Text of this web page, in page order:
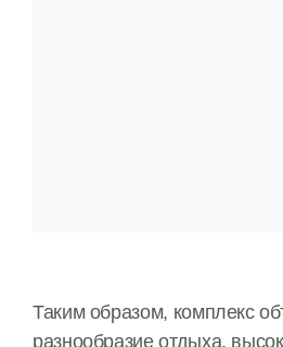
Таким образом, комплекс
разнообразие отдыха,